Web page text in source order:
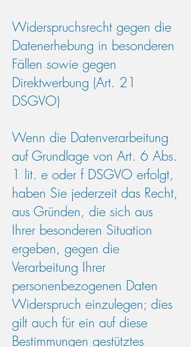
Widerspruchsrecht gegen die
Datenerhebung in besonderen
Fällen sowie gegen
Direktwerbung (Art. 21
DSGVO)
Wenn die Datenverarbeitung
auf Grundlage von Art. 6 Abs.
1 lit. e oder f DSGVO erfolgt,
haben Sie jederzeit das Recht,
aus Gründen, die sich aus
Ihrer besonderen Situation
ergeben, gegen die
Verarbeitung Ihrer
personenbezogenen Daten
Widerspruch einzulegen; dies
gilt auch für ein auf diese
Bestimmungen gestütztes